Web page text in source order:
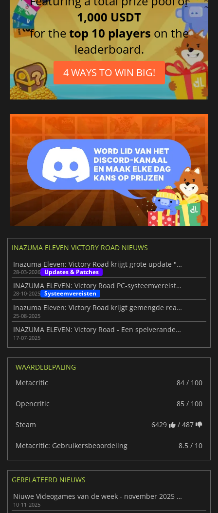
Spaans
1,000 USDT
for thetop 10 players on the
leaderboard.
4 WAYS TO WIN BIG!
INAZUMA ELEVEN VICTORY ROAD NIEUWS
Inazuma Eleven: Victory Road krijgt grote update "The Rising Bond"
28-03-2026 Updates & Patches
INAZUMA ELEVEN: Victory Road PC-systeemvereisten onthuld
28-10-2025 Systeemvereisten
Inazuma Eleven: Victory Road krijgt gemengde reacties van spelers
25-08-2025
INAZUMA ELEVEN: Victory Road - Een spelveranderend voetbalavontuur
17-07-2025
WAARDEBEPALING
Metacritic
84 / 100
Opencritic 85 / 100
Steam 6429 / 487
Metacritic: Gebruikersbeoordeling 8.5 / 10
GERELATEERD NIEUWS
Niuwe Videogames van de week - november 2025 (week 46)
10-11-2025